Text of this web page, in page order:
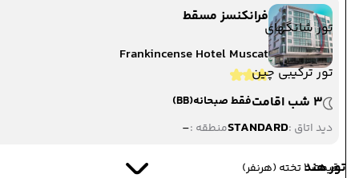
تور شانگهای
تور ترکیبی چین
تور هند
فرانکنسز مسقط
Frankincense Hotel Muscat
3 شب اقامت
فقط صبحانه(BB)
دید اتاق :STANDARDمنطقه :-
قیمت 2 تخته (هرنفر)